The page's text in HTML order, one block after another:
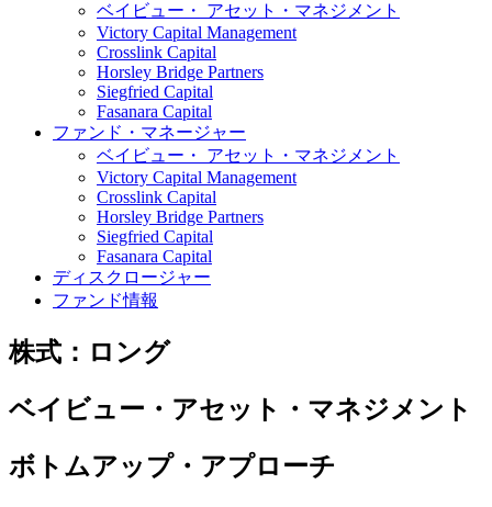
ベイビュー・ アセット・マネジメント
Victory Capital Management
Crosslink Capital
Horsley Bridge Partners
Siegfried Capital
Fasanara Capital
ファンド・マネージャー
ベイビュー・ アセット・マネジメント
Victory Capital Management
Crosslink Capital
Horsley Bridge Partners
Siegfried Capital
Fasanara Capital
ディスクロージャー
ファンド情報
株式：ロング
ベイビュー・アセット・マネジメント
ボトムアップ・アプローチ